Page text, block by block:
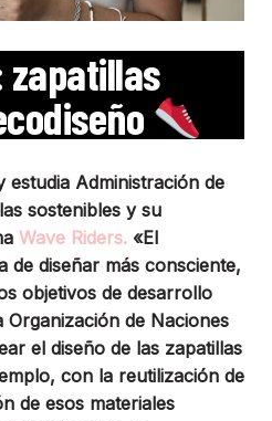
zapatillas
estudia Administración de
sostenibles y su
Wave Riders. «El
de diseñar más consciente,
objetivos de desarrollo
de Naciones
el diseño de las zapatillas
con la reutilización de
de esos materiales